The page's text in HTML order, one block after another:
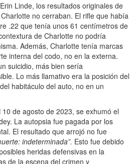
Linde, los resultados originales de
no cerraban. El rifle que había
.22 que tenía unos 61 centímetros de
de Charlotte no podría
Además, Charlotte tenía marcas
interna del codo, no en la externa.
suicidio, más bien sería
Lo más llamativo era la posición del
habitáculo del auto, no en un
de agosto de 2023, se exhumó el
La autopsia fue pagada por los
El resultado que arrojó no fue
indeterminada”. Esto fue debido
heridas defensivas en la
de la escena del crimen y